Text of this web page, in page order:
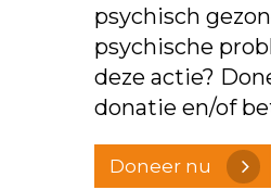
psychisch
psychische
deze actie?
donatie en/of
Doneer nu